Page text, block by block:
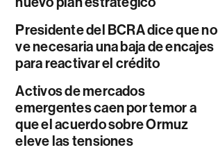
Presidente del BCRA dice que no
ve necesaria una baja de encajes
para reactivar el crédito
Activos de mercados
emergentes caen por temor a
que el acuerdo sobre Ormuz
eleve las tensiones